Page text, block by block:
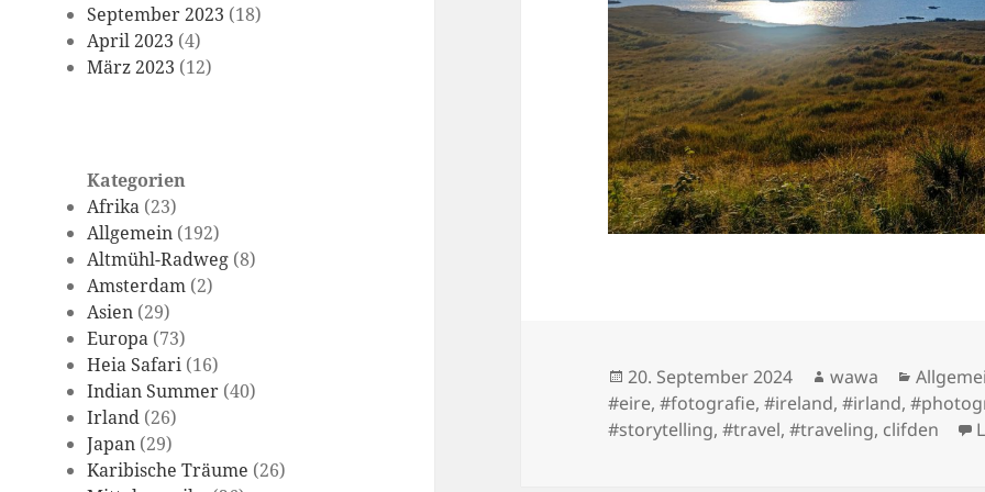
September 2023 (18)
April 2023 (4)
März 2023 (12)
Kategorien
Afrika (23)
Allgemein (192)
Altmühl-Radweg (8)
Amsterdam (2)
Asien (29)
Europa (73)
Heia Safari (16)
Indian Summer (40)
Irland (26)
Japan (29)
Karibische Träume (26)
Posted
on
20. September 2024 Author
wawa
#eire,#fotografie,#ireland,#irland,
#storytelling,#travel,#traveling, clifden